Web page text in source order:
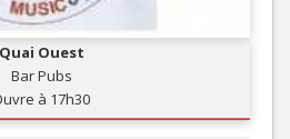
Quai Ouest
Bar Pubs
à 17h30